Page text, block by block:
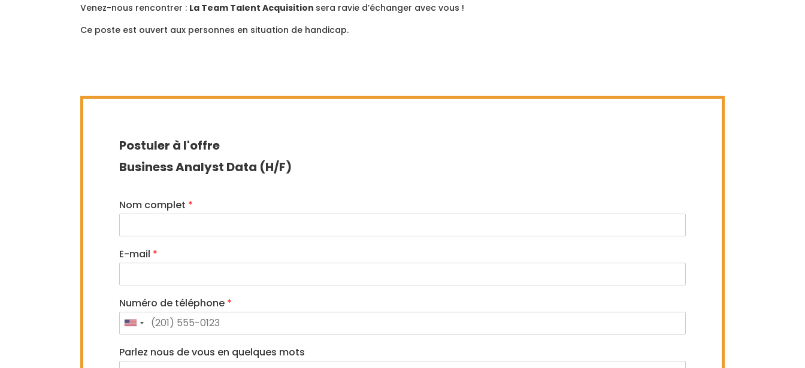
Venez-nous rencontrer : La Team Talent Acquisition sera ravie d’échanger avec vous !
Ce poste est ouvert aux personnes en situation de handicap.
Postuler à l'offre
Business Analyst Data (H/F)
Nom complet *
E-mail *
Numéro de téléphone *
United
+1
Parlez nous de vous en quelques mots